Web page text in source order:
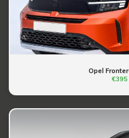
Opel
€395